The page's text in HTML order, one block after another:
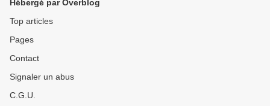
Hébergé par Overblog
Top articles
Pages
Contact
Signaler un abus
C.G.U.